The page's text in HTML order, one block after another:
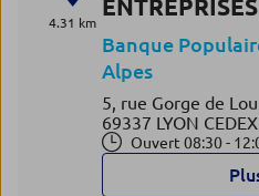
4.31 km
Banque
Alpes
5, rue Gorge de
69337 LYON
Ouvert 08:30 -